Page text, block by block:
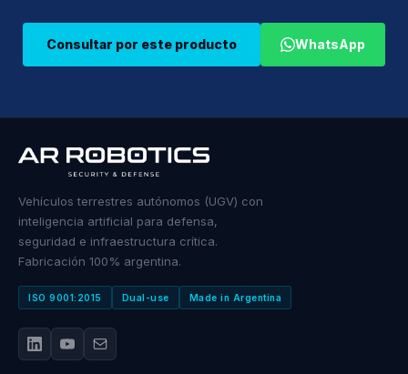
Consultar por este producto WhatsApp
Vehículos terrestres autónomos (UGV) con
inteligencia artificial para defensa,
seguridad e infraestructura crítica.
Fabricación 100% argentina.
ISO 9001:2015 Dual-use Made in Argentina